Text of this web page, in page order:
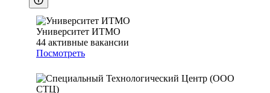
Университет ИТМО
44 активные вакансии
Посмотреть